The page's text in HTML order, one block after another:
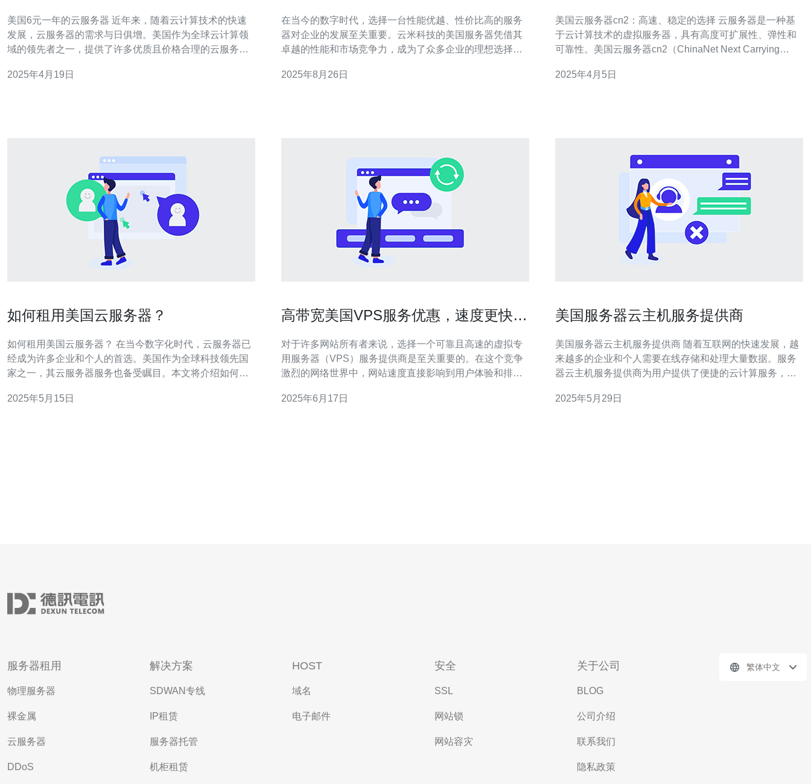
美国6元一年的云服务器 近年来，随着云计算技术的快速
发展，云服务器的需求与日俱增。美国作为全球云计算领
域的领先者之一，提供了许多优质且价格合理的云服务器
其优势和适用范围。 该款6美元一年的云服务器由美国云
2025年4月19日
在当今的数字时代，选择一台性能优越、性价比高的服务
器对企业的发展至关重要。云米科技的美国服务器凭借其
卓越的性能和市场竞争力，成为了众多企业的理想选择。
决方案的小型企业，云米科技的美国服务器都能满足不同
2025年8月26日
美国云服务器cn2：高速、稳定的选择 云服务器是一种基
于云计算技术的虚拟服务器，具有高度可扩展性、弹性和
可靠性。美国云服务器cn2（ChinaNet Next Carrying
2025年4月5日
如何租用美国云服务器？
如何租用美国云服务器？ 在当今数字化时代，云服务器已
经成为许多企业和个人的首选。美国作为全球科技领先国
家之一，其云服务器服务也备受瞩目。本文将介绍如何租
首先，您需要选择一家信誉良好的美国云服务器提供商。
2025年5月15日
高带宽美国VPS服务优惠，速度更快更
对于许多网站所有者来说，选择一个可靠且高速的虚拟专
用服务器（VPS）服务提供商是至关重要的。在这个竞争
激烈的网络世界中，网站速度直接影响到用户体验和排
更快、更稳定。 高带宽美国VPS服务在网络连接速度和稳
2025年6月17日
美国服务器云主机服务提供商
美国服务器云主机服务提供商 随着互联网的快速发展，越
来越多的企业和个人需要在线存储和处理大量数据。服务
器云主机服务提供商为用户提供了便捷的云计算服务，帮
国，有许多知名的服务器云主机服务提供商，它们提供稳
2025年5月29日
服务器租用
物理服务器
裸金属
云服务器
DDoS
解决方案
SDWAN专线
IP租赁
服务器托管
机柜租赁
HOST
域名
电子邮件
安全
SSL
网站锁
网站容灾
关于公司
BLOG
公司介绍
联系我们
隐私政策
繁体中文